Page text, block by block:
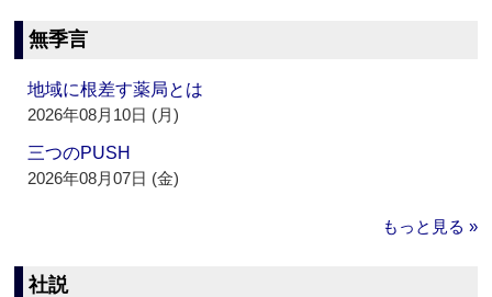
無季言
地域に根差す薬局とは
2026年08月10日 (月)
三つのPUSH
2026年08月07日 (金)
もっと見る »
社説